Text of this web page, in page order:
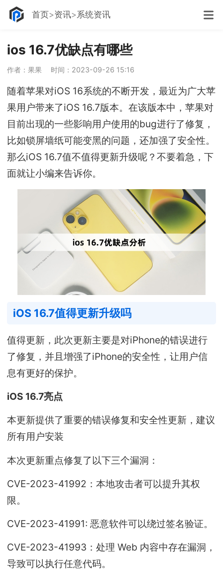
首页 资讯 系统资讯
ios 16.7优缺点有哪些
作者：果果 时间：2023-09-26 15:16
随着苹果对iOS 16系统的不断开发，最近为广大苹
果用户带来了iOS 16.7版本。在该版本中，苹果对
目前出现的一些影响用户使用的bug进行了修复，
比如锁屏墙纸可能变黑的问题，还加强了安全性。
那么iOS 16.7值不值得更新升级呢？不要着急，下
面就让小编来告诉你。
iOS 16.7值得更新升级吗
值得更新，此次更新主要是对iPhone的错误进行
了修复，并且增强了iPhone的安全性，让用户信
息有更好的保护。
iOS 16.7亮点
本更新提供了重要的错误修复和安全性更新，建议
所有用户安装
本次更新重点修复了以下三个漏洞：
CVE-2023-41992：本地攻击者可以提升其权
限。
CVE-2023-41991: 恶意软件可以绕过签名验证。
CVE-2023-41993：处理 Web 内容中存在漏洞，
导致可以执行任意代码。